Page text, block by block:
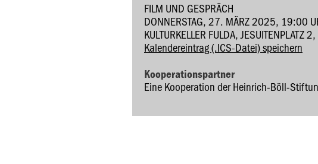
FILM UND GESPRÄCH
DONNERSTAG, 27. MÄRZ 2025, 19:00
KULTURKELLER FULDA, JESUITENPLATZ
Kalendereintrag (.ICS-Datei) speichern
Kooperationspartner
Eine Kooperation der Heinrich-Böll-